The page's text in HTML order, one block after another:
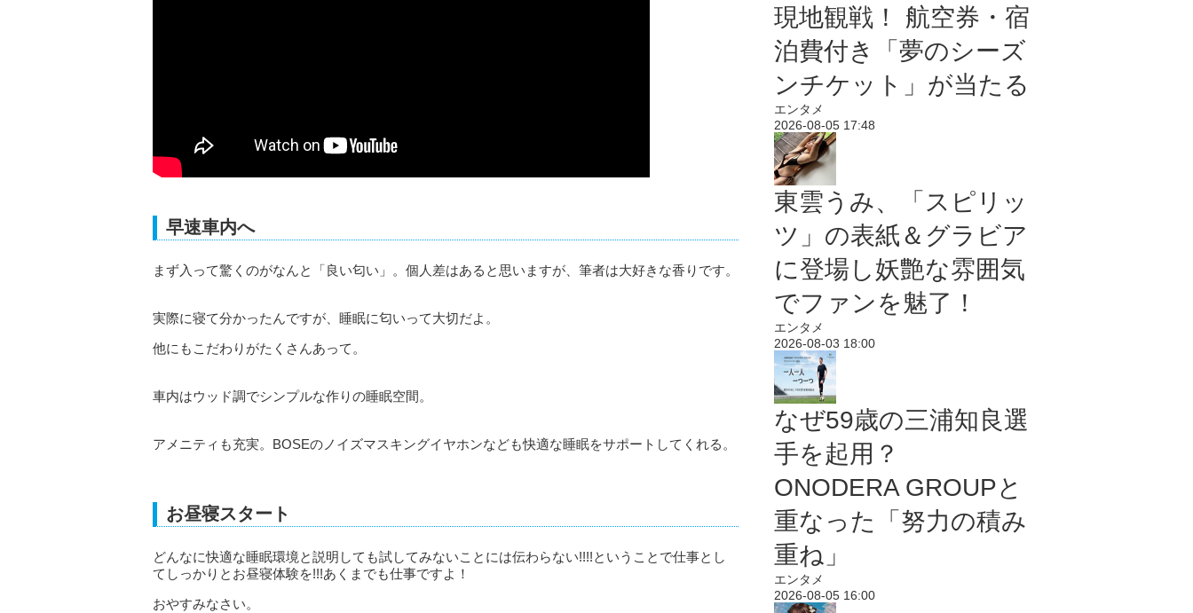
早速車内へ
まず入って驚くのがなんと「良い匂い」。個人差はあると思いますが、筆者は大好きな香りです。
実際に寝て分かったんですが、睡眠に匂いって大切だよ。
他にもこだわりがたくさんあって。
車内はウッド調でシンプルな作りの睡眠空間。
アメニティも充実。BOSEのノイズマスキングイヤホンなども快適な睡眠をサポートしてくれる。
お昼寝スタート
どんなに快適な睡眠環境と説明しても試してみないことには伝わらない!!!!ということで仕事とし
てしっかりとお昼寝体験を!!!あくまでも仕事ですよ！
おやすみなさい。
現地観戦！ 航空券・宿
泊費付き「夢のシーズ
ンチケット」が当たる
エンタメ
2026-08-05 17:48
東雲うみ、「スピリッ
ツ」の表紙＆グラビア
に登場し妖艶な雰囲気
でファンを魅了！
エンタメ
2026-08-03 18:00
なぜ59歳の三浦知良選
手を起用？
ONODERA GROUPと
重なった「努力の積み
重ね」
エンタメ
2026-08-05 16:00